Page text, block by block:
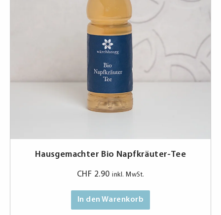
Hausgemachter Bio Napfkräuter-Tee
CHF 2.90 inkl. MwSt.
In den Warenkorb